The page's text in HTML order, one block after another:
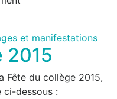
et manifestations
2015
Fête du collège 2015,
ci-dessous :